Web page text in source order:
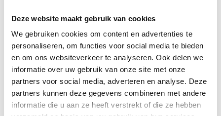
Deze website maakt gebruik van cookies
We gebruiken cookies om content en advertenties te
personaliseren, om functies voor social media te bieden
en om ons websiteverkeer te analyseren. Ook delen we
informatie over uw gebruik van onze site met onze
partners voor social media, adverteren en analyse. Deze
partners kunnen deze gegevens combineren met andere
informatie die u aan ze heeft verstrekt of die ze hebben
voorlopige setlijst. Dit kan aangevraagd worden door:
Collectieve beheersorganisaties
Uitgevers / individuele auteursrechteigenaren
Management van een artiest (alleen als deze
artiest een directe auteursrechteigenaar is)
Om de vergoeding voor dit concert versneld uit te keren,